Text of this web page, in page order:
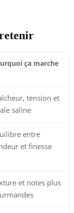
ça marche
tension et
saline
entre
et finesse
et notes plus